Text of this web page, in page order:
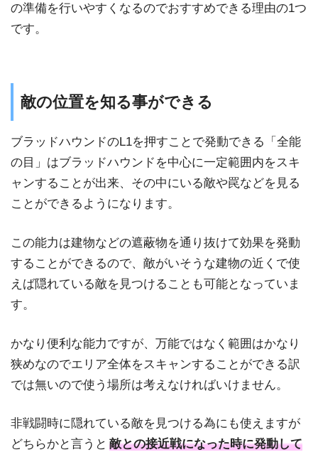
の準備を行いやすくなるのでおすすめできる理由の1つ
です。
敵の位置を知る事ができる
ブラッドハウンドのL1を押すことで発動できる「全能
の目」はブラッドハウンドを中心に一定範囲内をスキ
ャンすることが出来、その中にいる敵や罠などを見る
ことができるようになります。
この能力は建物などの遮蔽物を通り抜けて効果を発動
することができるので、敵がいそうな建物の近くで使
えば隠れている敵を見つけることも可能となっていま
す。
かなり便利な能力ですが、万能ではなく範囲はかなり
狭めなのでエリア全体をスキャンすることができる訳
では無いので使う場所は考えなければいけません。
非戦闘時に隠れている敵を見つける為にも使えますが
どちらかと言うと 敵との接近戦になった時に発動して